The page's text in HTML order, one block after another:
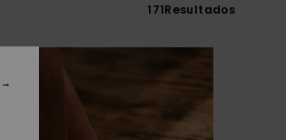
171Resultados